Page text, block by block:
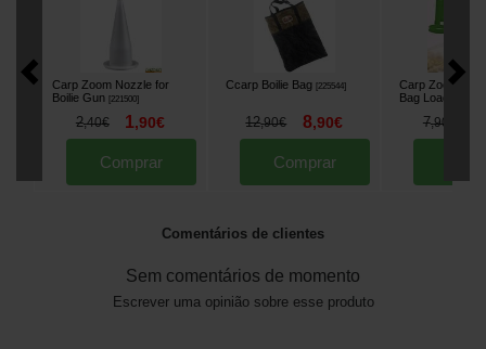
Carp Zoom Nozzle for
Boilie Gun [221500]
2,40€ 1,90€
Comprar
Ccarp Boilie Bag [225544]
12,90€ 8,90€
Comprar
Carp Zoom
Bag Loader (x3)
7,90
Comentários de clientes
Sem comentários de momento
Escrever uma opinião sobre esse produto